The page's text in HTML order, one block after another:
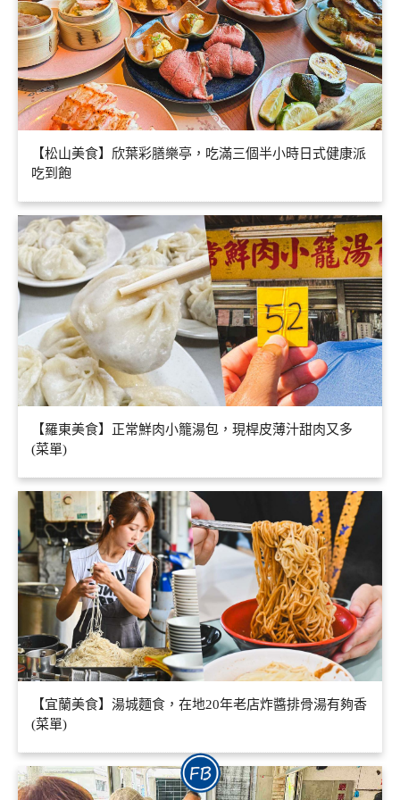
【松山美食】欣葉彩膳樂亭，吃滿三個半小時日式健康派
吃到飽
【羅東美食】正常鮮肉小籠湯包，現桿皮薄汁甜肉又多
(菜單)
【宜蘭美食】湯城麵食，在地20年老店炸醬排骨湯有夠香
(菜單)